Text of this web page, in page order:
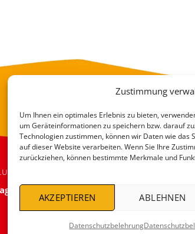
Zustimmung
Um Ihnen ein optimales Erlebnis zu bieten,
um Geräteinformationen zu speichern bzw. darauf
Technologien zustimmen, können wir Daten wie das
auf dieser Website verarbeiten. Wenn Sie Ihre
zurückziehen, können bestimmte Merkmale und
AKZEPTIEREN ABLEHNEN
Datenschutzbelehrung